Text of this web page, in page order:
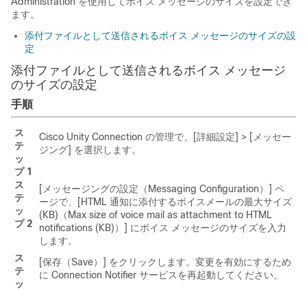
ます。
添付ファイルとして送信されるボイス メッセージのサイズの設
定
添付ファイルとして送信されるボイス メッセージ
のサイズの設定
手順
ス
テ
ッ
プ 1
Cisco Unity Connection の管理で、[詳細設定] > [メッセー
ジング] を選択します。
ス
テ
ッ
プ 2
[メッセージングの設定（Messaging Configuration）] ペ
ージで、[HTML 通知に添付するボイスメールの最大サイズ
(KB)（Max size of voice mail as attachment to HTML
notifications (KB)）] にボイス メッセージのサイズを入力
します。
ス
テ
ッ
[保存（Save）] をクリックします。変更を有効にするため
に Connection Notifier サービスを再起動してください。